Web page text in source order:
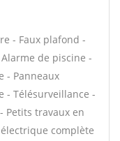
- Faux plafond -
de piscine -
- Panneaux
- Télésurveillance -
Petits travaux en
complète